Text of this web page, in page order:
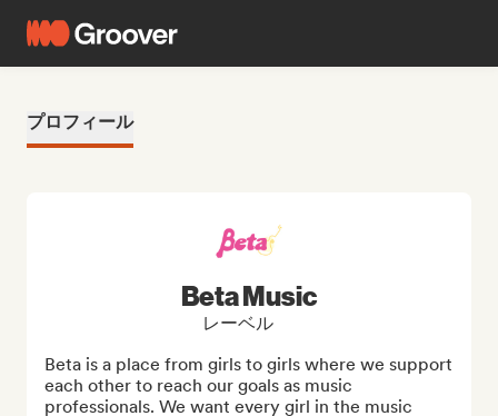
プロフィール
Beta Music
レーベル
Beta is a place from girls to girls where we support
each other to reach our goals as music
professionals. We want every girl in the music